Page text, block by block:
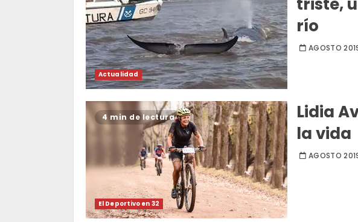
Actualidad
triste,
río
AGOSTO
4 min de lectura
El Deportivo en 32
Lidia
la vida
AGOSTO